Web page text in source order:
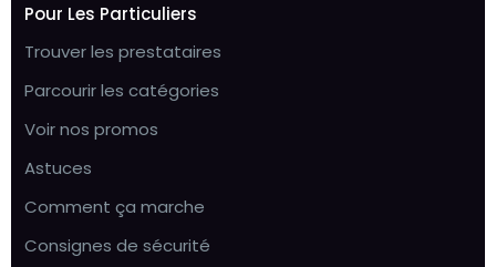
Pour Les Particuliers
Trouver les prestataires
Parcourir les catégories
Voir nos promos
Astuces
Comment ça marche
Consignes de sécurité